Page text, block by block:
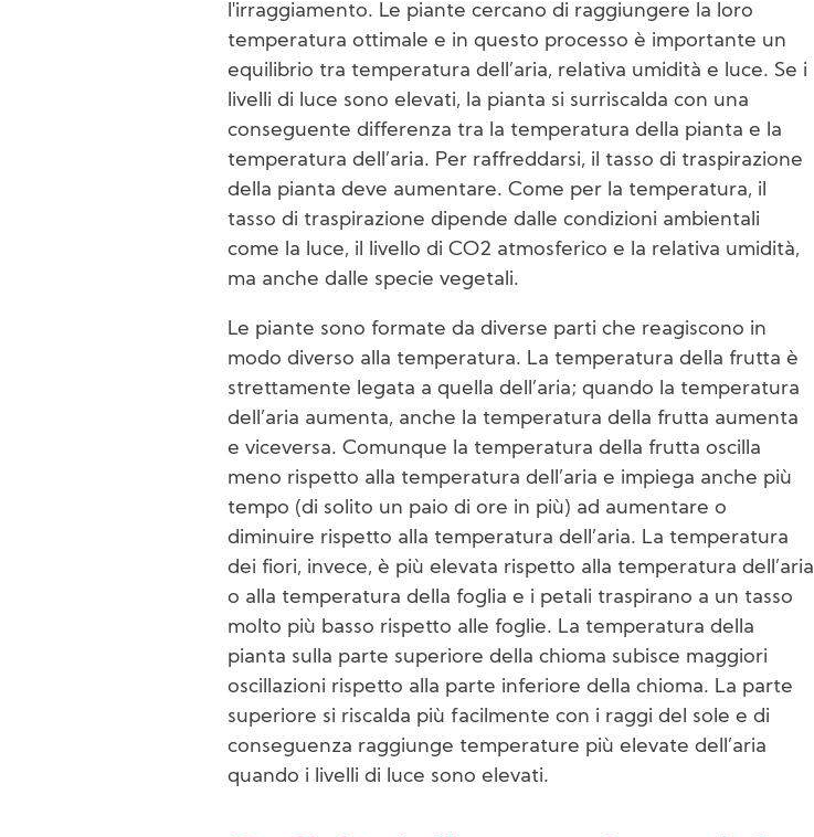
l'irraggiamento. Le piante cercano di raggiungere la loro
temperatura ottimale e in questo processo è importante un
equilibrio tra temperatura dell’aria, relativa umidità e luce. Se i
livelli di luce sono elevati, la pianta si surriscalda con una
conseguente differenza tra la temperatura della pianta e la
temperatura dell’aria. Per raffreddarsi, il tasso di traspirazione
della pianta deve aumentare. Come per la temperatura, il
tasso di traspirazione dipende dalle condizioni ambientali
come la luce, il livello di CO2 atmosferico e la relativa umidità,
ma anche dalle specie vegetali.
Le piante sono formate da diverse parti che reagiscono in
modo diverso alla temperatura. La temperatura della frutta è
strettamente legata a quella dell’aria; quando la temperatura
dell’aria aumenta, anche la temperatura della frutta aumenta
e viceversa. Comunque la temperatura della frutta oscilla
meno rispetto alla temperatura dell’aria e impiega anche più
tempo (di solito un paio di ore in più) ad aumentare o
diminuire rispetto alla temperatura dell’aria. La temperatura
dei fiori, invece, è più elevata rispetto alla temperatura dell’aria
o alla temperatura della foglia e i petali traspirano a un tasso
molto più basso rispetto alle foglie. La temperatura della
pianta sulla parte superiore della chioma subisce maggiori
oscillazioni rispetto alla parte inferiore della chioma. La parte
superiore si riscalda più facilmente con i raggi del sole e di
conseguenza raggiunge temperature più elevate dell’aria
quando i livelli di luce sono elevati.